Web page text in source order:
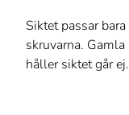
Siktet passar
skruvarna.
håller siktet går ej.